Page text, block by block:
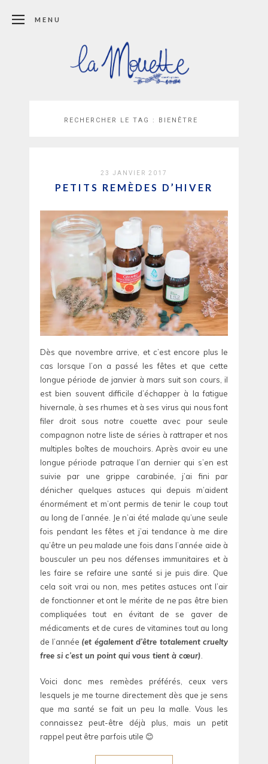
MENU
RECHERCHER LE TAG : BIENÊTRE
23 JANVIER 2017
PETITS REMÈDES D’HIVER
Dès que novembre arrive, et c’est encore plus le
cas lorsque l’on a passé les fêtes et que cette
longue période de janvier à mars suit son cours, il
est bien souvent difficile d’échapper à la fatigue
hivernale, à ses rhumes et à ses virus qui nous font
filer droit sous notre couette avec pour seule
compagnon notre liste de séries à rattraper et nos
multiples boîtes de mouchoirs. Après avoir eu une
longue période patraque l’an dernier qui s’en est
suivie par une grippe carabinée, j’ai fini par
dénicher quelques astuces qui depuis m’aident
énormément et m’ont permis de tenir le coup tout
au long de l’année. Je n’ai été malade qu’une seule
fois pendant les fêtes et j’ai tendance à me dire
qu’être un peu malade une fois dans l’année aide à
bousculer un peu nos défenses immunitaires et à
les faire se refaire une santé si je puis dire. Que
cela soit vrai ou non, mes petites astuces ont l’air
de fonctionner et ont le mérite de ne pas être bien
compliquées tout en évitant de se gaver de
médicaments et de cures de vitamines tout au long
de l’année (et également d’être totalement cruelty
free si c’est un point qui vous tient à cœur)
Voici donc mes remèdes préférés, ceux vers
lesquels je me tourne directement dès que je sens
que ma santé se fait un peu la malle. Vous les
connaissez peut-être déjà plus, mais un petit
rappel peut être parfois utile 😊